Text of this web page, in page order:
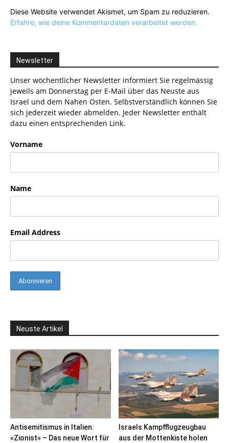
Diese Website verwendet Akismet, um Spam zu reduzieren.
Erfahre, wie deine Kommentardaten verarbeitet werden.
Newsletter
Unser wöchentlicher Newsletter informiert Sie regelmässig
jeweils am Donnerstag per E-Mail über das Neuste aus
Israel und dem Nahen Osten. Selbstverständlich können Sie
sich jederzeit wieder abmelden. Jeder Newsletter enthält
dazu einen entsprechenden Link.
Vorname
Name
Email Address
Neuste Artikel
Antisemitismus in Italien:
«Zionist» – Das neue Wort für
Israels Kampfflugzeugbau
aus der Mottenkiste holen